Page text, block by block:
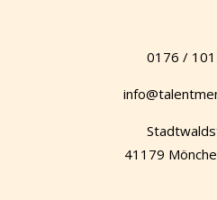
0176 /
41179